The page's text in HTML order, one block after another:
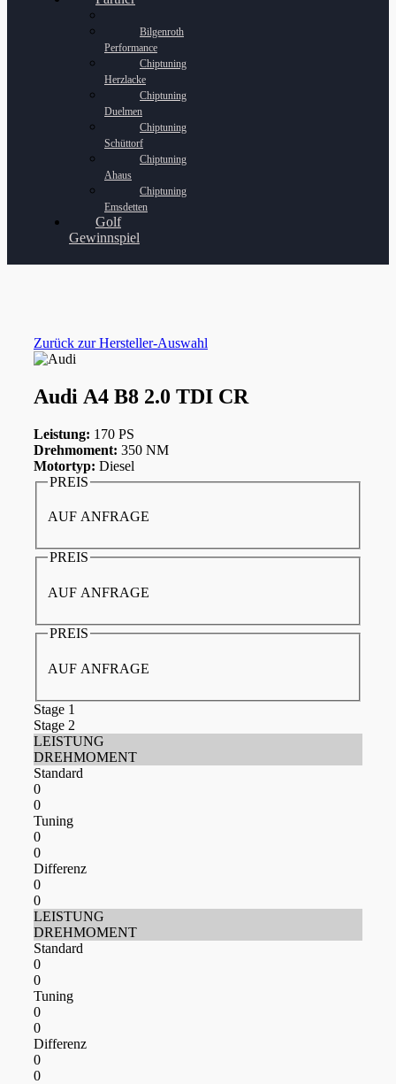
Bilgenroth
Performance
Chiptuning
Herzlacke
Chiptuning
Duelmen
Chiptuning
Schüttorf
Chiptuning
Ahaus
Chiptuning
Emsdetten
Golf
Gewinnspiel
Zurück zur Hersteller-Auswahl
Audi A4 B8 2.0 TDI CR
Leistung: 170 PS
Drehmoment: 350 NM
Motortyp: Diesel
PREIS
AUF ANFRAGE
PREIS
AUF ANFRAGE
PREIS
AUF ANFRAGE
Stage 1
Stage 2
LEISTUNG
DREHMOMENT
Standard
0
0
Tuning
0
0
Differenz
0
0
LEISTUNG
DREHMOMENT
Standard
0
0
Tuning
0
0
Differenz
0
0